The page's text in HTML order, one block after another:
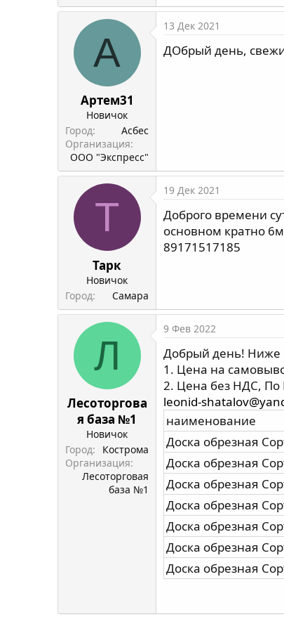
А
Артем31
Новичок
Город
Асбес
Организация
ООО "Экспресс"
13 Дек 2021
ДОбрый день,
Т
Тарк
Новичок
Город
Самара
19 Дек 2021
Доброго времени
основном кратно
89171517185
Л
Лесоторгова
я база №1
Новичок
Город
Кострома
Организация
Лесоторговая
база №1
9 Фев 2022
Добрый день! Ниже
1. Цена на
2. Цена без НДС, По
leonid-
наименование
Доска обрезная
Доска обрезная
Доска обрезная
Доска обрезная
Доска обрезная
Доска обрезная
Доска обрезная